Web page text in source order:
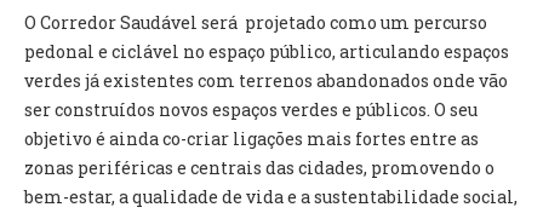
O Corredor Saudável será projetado como um percurso
pedonal e ciclável no espaço público, articulando espaços
verdes já existentes com terrenos abandonados onde vão
ser construídos novos espaços verdes e públicos. O seu
objetivo é ainda co-criar ligações mais fortes entre as
zonas periféricas e centrais das cidades, promovendo o
bem-estar, a qualidade de vida e a sustentabilidade social,